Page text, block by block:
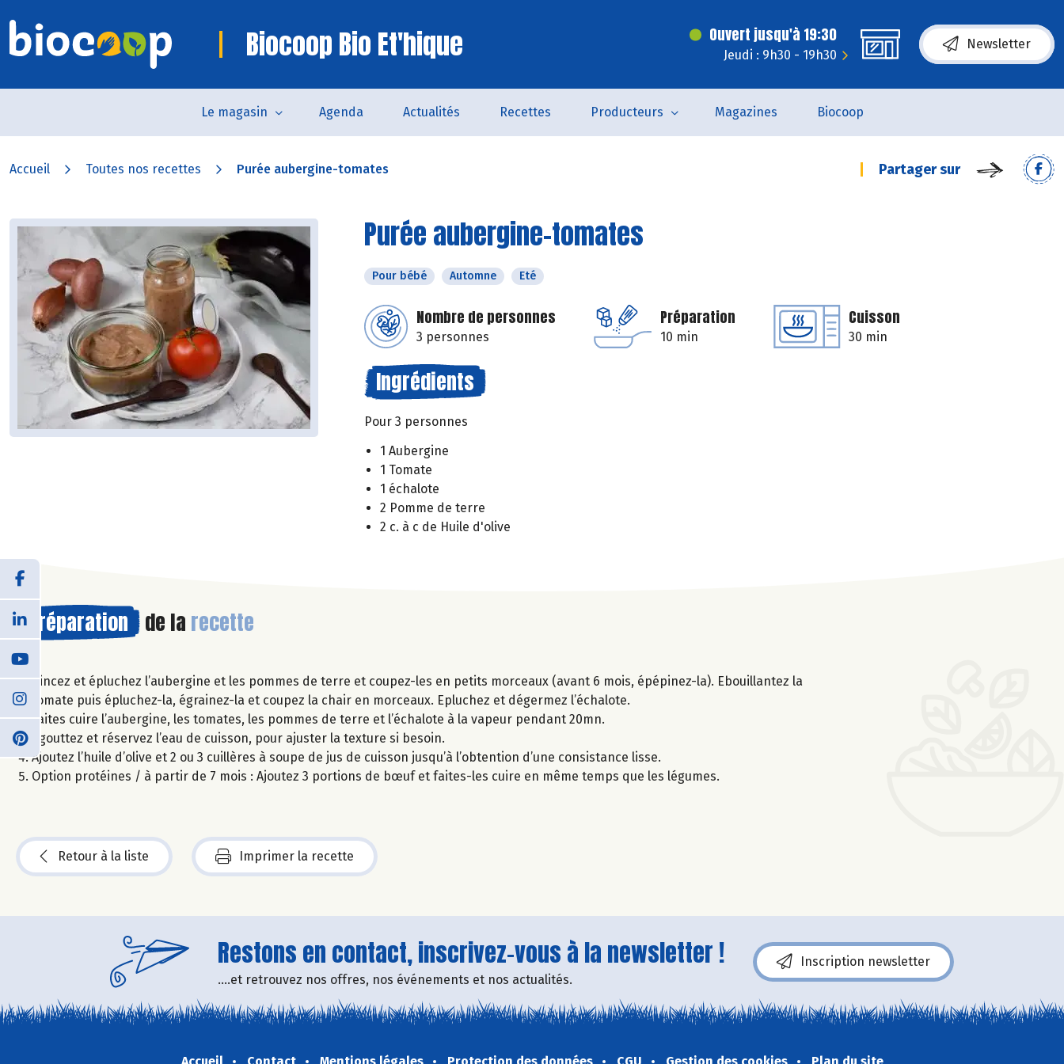
Biocoop Bio Et'hique Ouvert jusqu'à 19:30
Jeudi : 9h30 - 19h30
Newsletter
Le magasin Agenda Actualités Recettes Producteurs Magazines Biocoop
Accueil Toutes nos recettes Purée aubergine-tomates Partager sur
Purée aubergine-tomates
Pour bébé Automne Eté
Nombre de personnes
3 personnes
Préparation
10 min
Cuisson
30 min
Ingrédients
Pour 3 personnes
1 Aubergine
1 Tomate
1 échalote
2 Pomme de terre
2 c. à c de Huile d'olive
Préparation de la recette
Rincez et épluchez l’aubergine et les pommes de terre et coupez-les en petits morceaux (avant 6 mois, épépinez-la). Ebouillantez la
tomate puis épluchez-la, égrainez-la et coupez la chair en morceaux. Epluchez et dégermez l’échalote.
Faites cuire l’aubergine, les tomates, les pommes de terre et l’échalote à la vapeur pendant 20mn.
Egouttez et réservez l’eau de cuisson, pour ajuster la texture si besoin.
Ajoutez l’huile d’olive et 2 ou 3 cuillères à soupe de jus de cuisson jusqu’à l’obtention d’une consistance lisse.
Option protéines / à partir de 7 mois : Ajoutez 3 portions de bœuf et faites-les cuire en même temps que les légumes.
Retour à la liste Imprimer la recette
Restons en contact, inscrivez-vous à la newsletter !
....et retrouvez nos offres, nos événements et nos actualités.
Inscription newsletter